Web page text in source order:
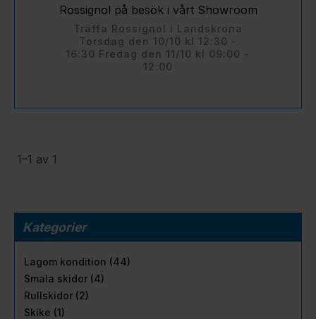
Rossignol på besök i vårt Showroom
Träffa Rossignol i Landskrona
Torsdag den 10/10 kl 12:30 -
16:30 Fredag den 11/10 kl 09:00 -
12:00
1–1 av 1
Kategorier
Lagom kondition (44)
Smala skidor (4)
Rullskidor (2)
Skike (1)